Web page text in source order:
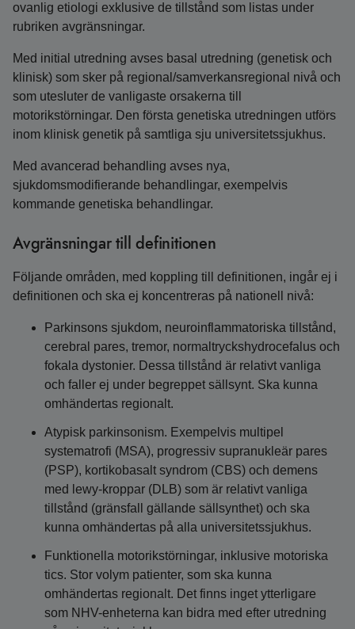
ovanlig etiologi exklusive de tillstånd som listas under
rubriken avgränsningar.
Med initial utredning avses basal utredning (genetisk och
klinisk) som sker på regional/samverkansregional nivå och
som utesluter de vanligaste orsakerna till
motorikstörningar. Den första genetiska utredningen utförs
inom klinisk genetik på samtliga sju universitetssjukhus.
Med avancerad behandling avses nya,
sjukdomsmodifierande behandlingar, exempelvis
kommande genetiska behandlingar.
Avgränsningar till definitionen
Följande områden, med koppling till definitionen, ingår ej i
definitionen och ska ej koncentreras på nationell nivå:
Parkinsons sjukdom, neuroinflammatoriska tillstånd,
cerebral pares, tremor, normaltryckshydrocefalus och
fokala dystonier. Dessa tillstånd är relativt vanliga
och faller ej under begreppet sällsynt. Ska kunna
omhändertas regionalt.
Atypisk parkinsonism. Exempelvis multipel
systematrofi (MSA), progressiv supranukleär pares
(PSP), kortikobasalt syndrom (CBS) och demens
med lewy-kroppar (DLB) som är relativt vanliga
tillstånd (gränsfall gällande sällsynthet) och ska
kunna omhändertas på alla universitetssjukhus.
Funktionella motorikstörningar, inklusive motoriska
tics. Stor volym patienter, som ska kunna
omhändertas regionalt. Det finns inget ytterligare
som NHV-enheterna kan bidra med efter utredning